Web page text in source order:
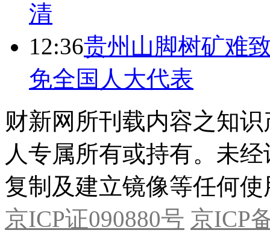
清
12:36贵州山脚树矿难
免全国人大代表
财新网所刊载内容之知
人专属所有或持有。未
复制及建立镜像等任何使
京ICP证090880号 京ICP